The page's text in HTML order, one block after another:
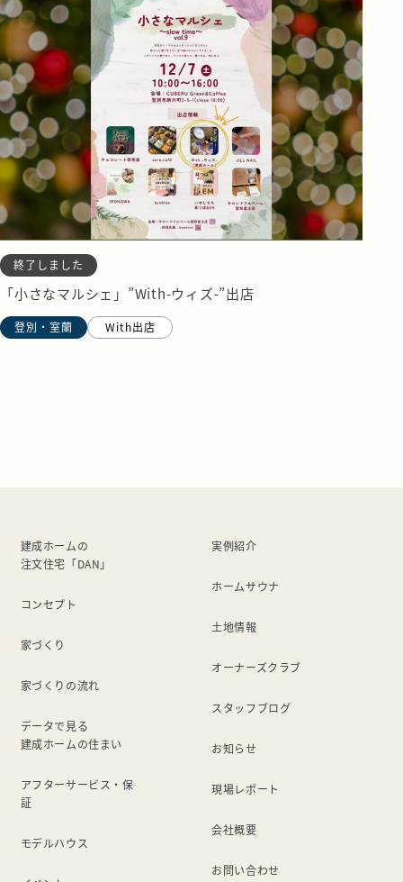
終了しました
「小さなマルシェ」”With-ウィズ-”出店
登別・室蘭 With出店
建成ホームの
注文住宅「DAN」
コンセプト
家づくり
家づくりの流れ
データで見る
建成ホームの住まい
アフターサービス・保
証
モデルハウス
実例紹介
ホームサウナ
土地情報
オーナーズクラブ
スタッフブログ
お知らせ
現場レポート
会社概要
お問い合わせ